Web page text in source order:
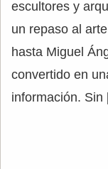
escultores y
un repaso al
hasta Miguel
convertido en
información.